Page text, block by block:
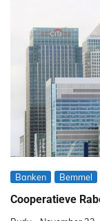
Banken Bemmel
Cooperatieve